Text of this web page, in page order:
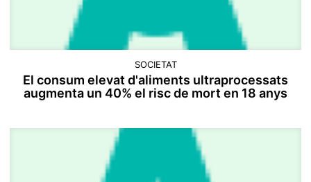
SOCIETAT
El consum elevat d'aliments ultraprocessats
augmenta un 40% el risc de mort en 18 anys